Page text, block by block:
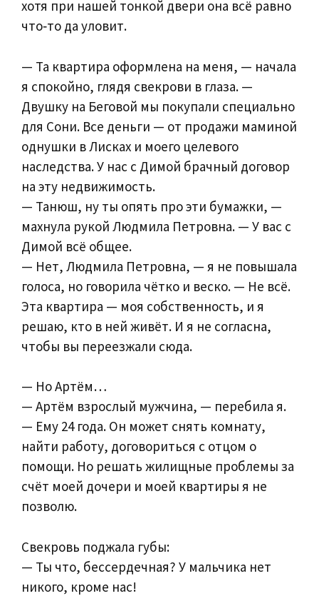
хотя при нашей тонкой двери она всё равно
что‑то да уловит.
— Та квартира оформлена на меня, — начала
я спокойно, глядя свекрови в глаза. —
Двушку на Беговой мы покупали специально
для Сони. Все деньги — от продажи маминой
однушки в Лисках и моего целевого
наследства. У нас с Димой брачный договор
на эту недвижимость.
— Танюш, ну ты опять про эти бумажки, —
махнула рукой Людмила Петровна. — У вас с
Димой всё общее.
— Нет, Людмила Петровна, — я не повышала
голоса, но говорила чётко и веско. — Не всё.
Эта квартира — моя собственность, и я
решаю, кто в ней живёт. И я не согласна,
чтобы вы переезжали сюда.
— Но Артём…
— Артём взрослый мужчина, — перебила я.
— Ему 24 года. Он может снять комнату,
найти работу, договориться с отцом о
помощи. Но решать жилищные проблемы за
счёт моей дочери и моей квартиры я не
позволю.
Свекровь поджала губы:
— Ты что, бессердечная? У мальчика нет
никого, кроме нас!